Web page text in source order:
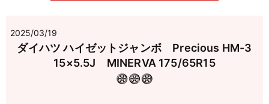
2025/03/19
ダイハツ ハイゼットジャンボ Precious HM-3
15×5.5J MINERVA 175/65R15